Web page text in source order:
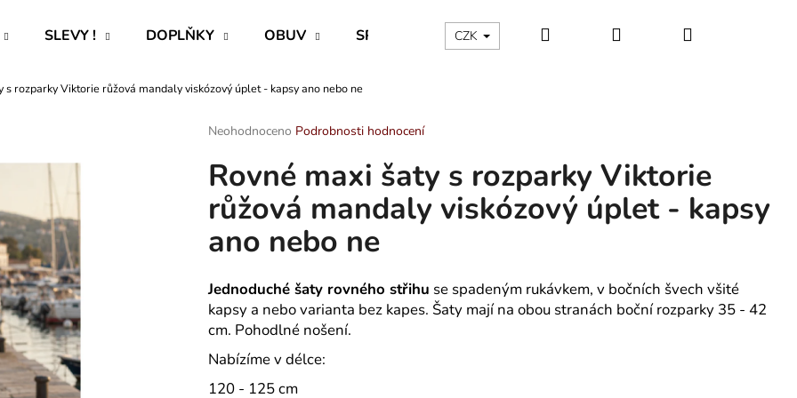
SLEVY ! DOPLŇKY OBUV SPECIÁLNÍ KATEGORIE Kontakty - máte nějaký dotaz?
CZK Hledat PřihlášeníNákupní
s rozparky Viktorie růžová mandaly viskózový úplet - kapsy ano nebo ne
Průměrné
produktu
je
z
hvězdiček.
Neohodnoceno Podrobnosti hodnocení
Rovné maxi šaty s rozparky Viktorie
růžová mandaly viskózový úplet - kapsy
ano nebo ne
Jednoduché šaty rovného střihu se spadeným rukávkem, v bočních švech všité
kapsy a nebo varianta bez kapes. Šaty mají na obou stranách boční rozparky 35 - 42
cm. Pohodlné nošení.
Nabízíme v délce:
120 - 125 cm
Co potřebujete najít?
HLEDAT
Doporučujeme
TEPLÁKOVÝ KABÁT - PAVLIK 24 - PÁNSKÉ KRÁTKÉ PYŽAMO